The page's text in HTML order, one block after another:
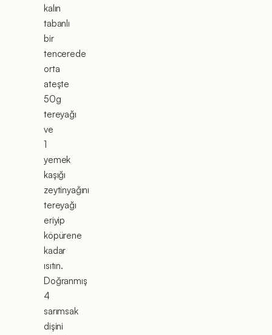
kalın
tabanlı
bir
tencerede
orta
ateşte
50g
tereyağı
ve
1
yemek
kaşığı
zeytinyağını
tereyağı
eriyip
köpürene
kadar
ısıtın.
Doğranmış
4
sarımsak
dişini